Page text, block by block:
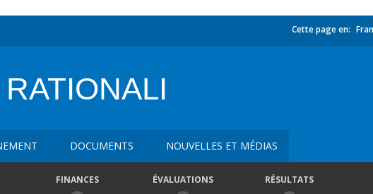
Cette page en:
DOCUMENTS NOUVELLES ET MÉDIAS
FINANCES ÉVALUATIONS RÉSULTATS